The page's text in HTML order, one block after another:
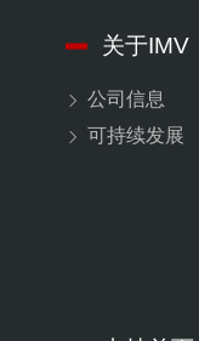
关于IMV
公司信息
可持续发展